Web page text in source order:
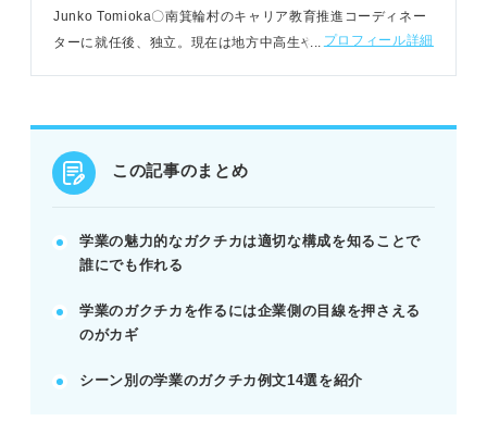
案力をアピール。
授業や資格、研究などテーマは多様にある。
役割不明確、専門的すぎる内容は避ける。
学業から魅力的なガクチカを作るには構成がポ
イント！
学業のガクチカを考える前に！ 企業がガクチ
カを聞く2つの理由
Junko Tomioka〇南箕輪村のキャリア教育推進コーディネー
ターに就任後、独立。現在は地方中高生やベトナム人留学生
プロフィール詳細
この記事のまとめ
学業の魅力的なガクチカは適切な構成を知ることで
誰にでも作れる
学業のガクチカを作るには企業側の目線を押さえる
のがカギ
シーン別の学業のガクチカ例文14選を紹介